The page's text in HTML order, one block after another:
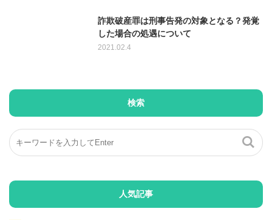
詐欺破産罪は刑事告発の対象となる？発覚
した場合の処遇について
2021.02.4
検索
人気記事